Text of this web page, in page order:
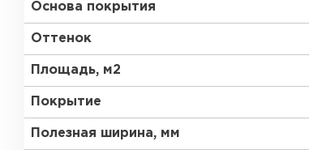
Основа покрытия
Оттенок
Площадь, м2
Покрытие
Полезная ширина, мм